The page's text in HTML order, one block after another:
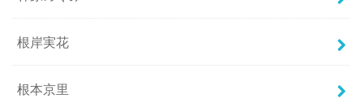
根岸実花
根本京里